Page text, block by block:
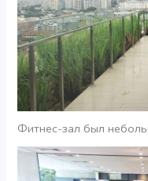
Фитнес-зал был